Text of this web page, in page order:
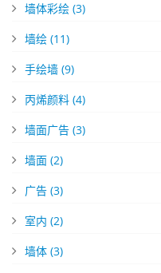
墙体彩绘 (3)
墙绘 (11)
手绘墙 (9)
丙烯颜料 (4)
墙面广告 (3)
墙面 (2)
广告 (3)
室内 (2)
墙体 (3)